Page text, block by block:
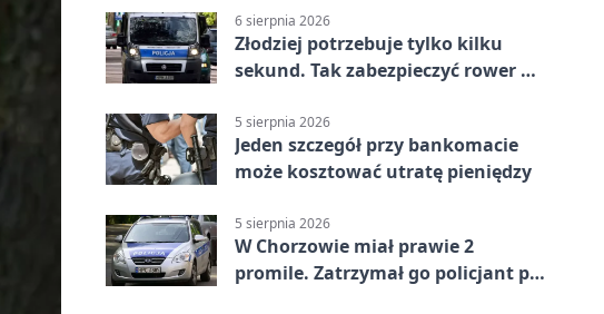
6 sierpnia 2026
Złodziej potrzebuje tylko kilku
sekund. Tak zabezpieczyć rower w
5 sierpnia 2026
Jeden szczegół przy bankomacie
może kosztować utratę pieniędzy
5 sierpnia 2026
W Chorzowie miał prawie 2
promile. Zatrzymał go policjant po